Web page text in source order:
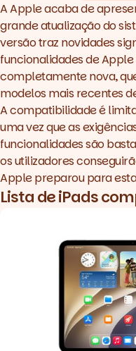
A Apple acaba de
grande atualização do
versão traz novidades
funcionalidades de
completamente nova,
modelos mais recentes
A compatibilidade é
uma vez que as
funcionalidades são
os utilizadores
Apple preparou para
Lista de iPads